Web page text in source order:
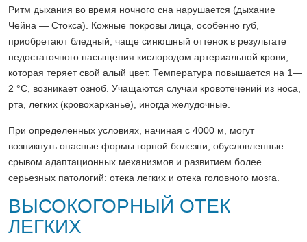
Ритм дыхания во время ночного сна нарушается (дыхание
Чейна — Стокса). Кожные покровы лица, особенно губ,
приобретают бледный, чаще синюшный оттенок в результате
недостаточного насыщения кислородом артериальной крови,
которая теряет свой алый цвет. Температура повышается на 1—
2 °C, возникает озноб. Учащаются случаи кровотечений из носа,
рта, легких (кровохарканье), иногда желудочные.
При определенных условиях, начиная с 4000 м, могут
возникнуть опасные формы горной болезни, обусловленные
срывом адаптационных механизмов и развитием более
серьезных патологий: отека легких и отека головного мозга.
ВЫСОКОГОРНЫЙ ОТЕК
ЛЕГКИХ